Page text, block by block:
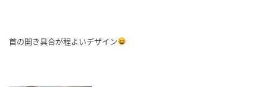
首の開き具合が程よいデザイン